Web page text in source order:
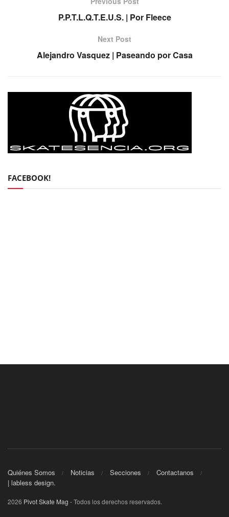
P.P.T.L.Q.T.E.U.S. | Por Fleece
Next Post
Alejandro Vasquez | Paseando por Casa
FACEBOOK!
Quiénes Somos Noticias Secciones
Contactanos
| labless design.
2026 Pivot Skate Mag - Todos los derechos reservados.